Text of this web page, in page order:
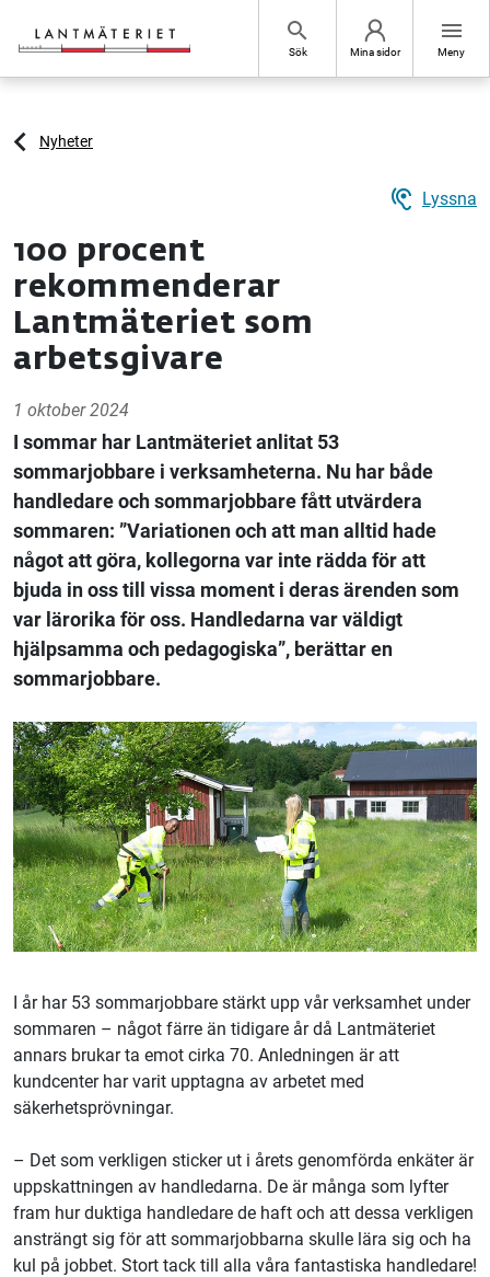
search
Sök Mina sidor
menu
Meny
Nyheter
hearing Lyssna
100 procent
rekommenderar
Lantmäteriet som
arbetsgivare
1 oktober 2024
I sommar har Lantmäteriet anlitat 53
sommarjobbare i verksamheterna. Nu har både
handledare och sommarjobbare fått utvärdera
sommaren: ”Variationen och att man alltid hade
något att göra, kollegorna var inte rädda för att
bjuda in oss till vissa moment i deras ärenden som
var lärorika för oss. Handledarna var väldigt
hjälpsamma och pedagogiska”, berättar en
sommarjobbare.
I år har 53 sommarjobbare stärkt upp vår verksamhet under
sommaren – något färre än tidigare år då Lantmäteriet
annars brukar ta emot cirka 70. Anledningen är att
kundcenter har varit upptagna av arbetet med
säkerhetsprövningar.
– Det som verkligen sticker ut i årets genomförda enkäter är
uppskattningen av handledarna. De är många som lyfter
fram hur duktiga handledare de haft och att dessa verkligen
ansträngt sig för att sommarjobbarna skulle lära sig och ha
kul på jobbet. Stort tack till alla våra fantastiska handledare!